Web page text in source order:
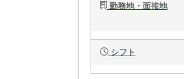
勤務地・面接地
シフト